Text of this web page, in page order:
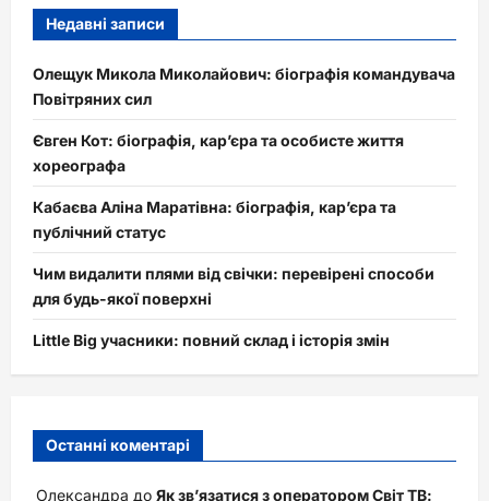
Недавні записи
Олещук Микола Миколайович: біографія командувача
Повітряних сил
Євген Кот: біографія, кар’єра та особисте життя
хореографа
Кабаєва Аліна Маратівна: біографія, кар’єра та
публічний статус
Чим видалити плями від свічки: перевірені способи
для будь-якої поверхні
Little Big учасники: повний склад і історія змін
Останні коментарі
Олександра до Як зв’язатися з оператором Світ ТВ: